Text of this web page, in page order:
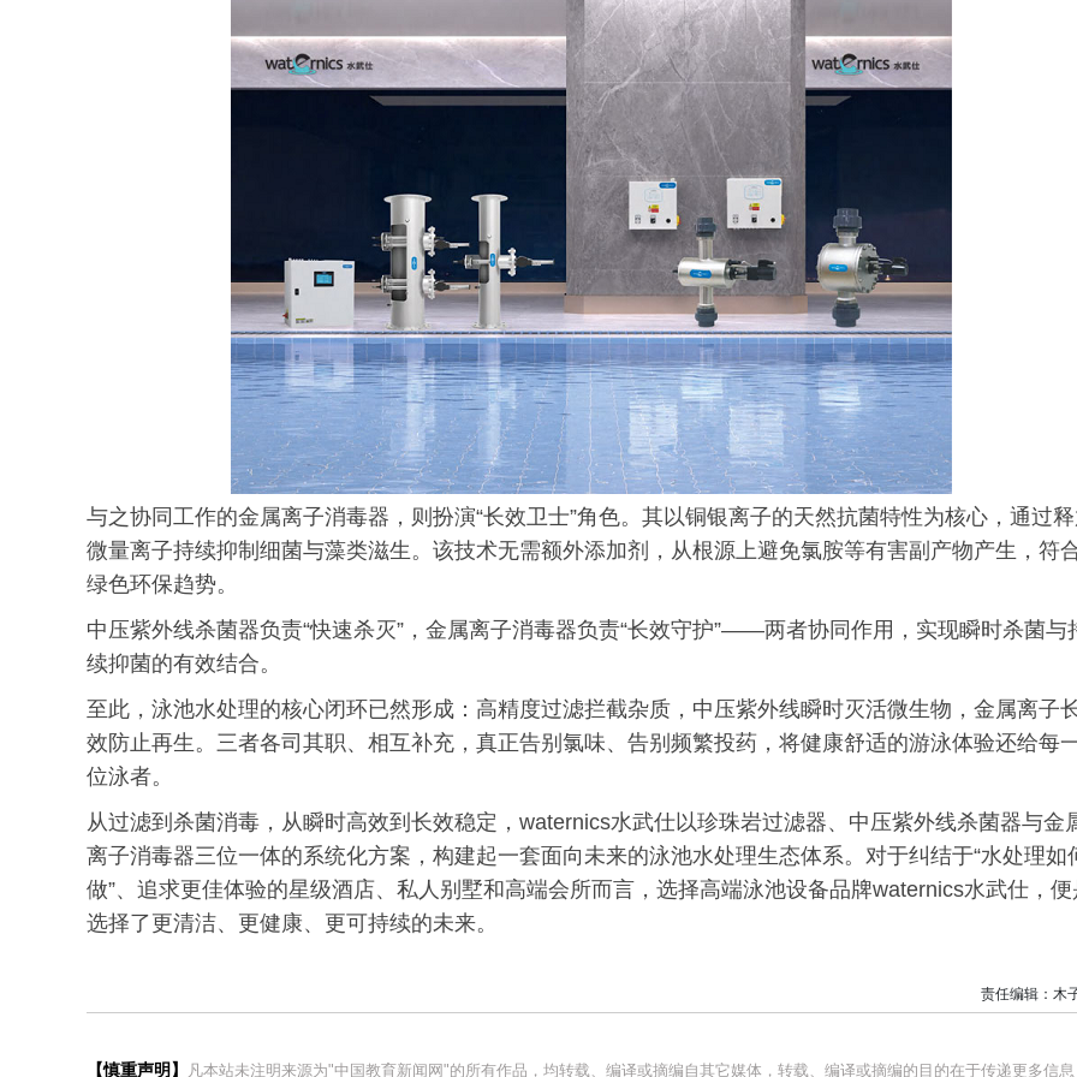
与之协同工作的金属离子消毒器，则扮演“长效卫士”角色。其以铜银离子的天然抗菌特性为核心，通过
微量离子持续抑制细菌与藻类滋生。该技术无需额外添加剂，从根源上避免氯胺等有害副产物产生，符
绿色环保趋势。
中压紫外线杀菌器负责“快速杀灭”，金属离子消毒器负责“长效守护”——两者协同作用，实现瞬时杀菌与
续抑菌的有效结合。
至此，泳池水处理的核心闭环已然形成：高精度过滤拦截杂质，中压紫外线瞬时灭活微生物，金属离子
效防止再生。三者各司其职、相互补充，真正告别氯味、告别频繁投药，将健康舒适的游泳体验还给每
位泳者。
从过滤到杀菌消毒，从瞬时高效到长效稳定，waternics水武仕以珍珠岩过滤器、中压紫外线杀菌器与金
离子消毒器三位一体的系统化方案，构建起一套面向未来的泳池水处理生态体系。对于纠结于“水处理如
做”、追求更佳体验的星级酒店、私人别墅和高端会所而言，选择高端泳池设备品牌waternics水武仕，便
选择了更清洁、更健康、更可持续的未来。
责任编辑：木
【慎重声明】 凡本站未注明来源为"中国教育新闻网"的所有作品，均转载、编译或摘编自其它媒体，转载、编译或摘编的目的在于传递更多信